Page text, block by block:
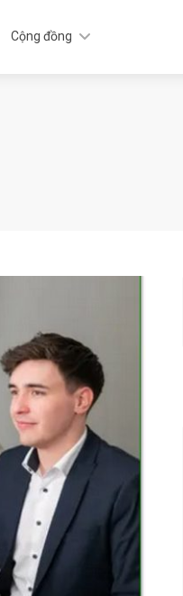
Cộng đồng